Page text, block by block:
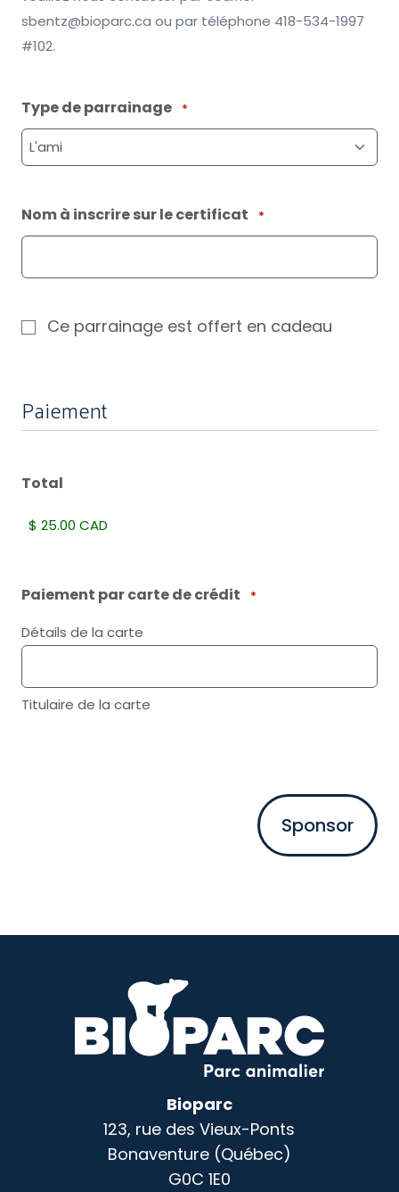
sbentz@bioparc.ca ou par téléphone 418-534-1997
#102.
Type de parrainage *
Nom à inscrire sur le certificat *
OffrirCe parrainage est offert en cadeau
Paiement
Total
Paiement par carte de crédit *
Détails de la carte
Titulaire de la carte
Bioparc
123, rue des Vieux-Ponts
Bonaventure (Québec)
G0C 1E0